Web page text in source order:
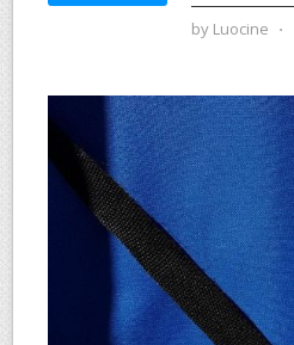
by Luocine ⋅